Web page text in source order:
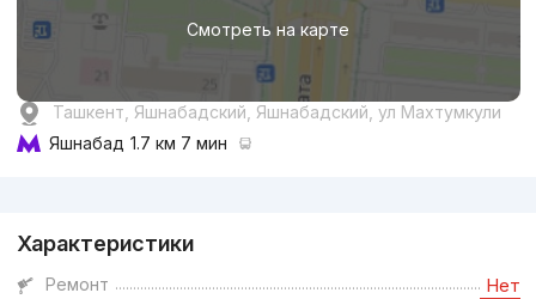
+998 (94) 659...
Премиум
от18.4 млн
Смотреть на карте
Ташкент, Яшнабадский, Яшнабадский, ул Махтумкули
Яшнабад 1.7 км 7 мин
Характеристики
Ремонт Нет